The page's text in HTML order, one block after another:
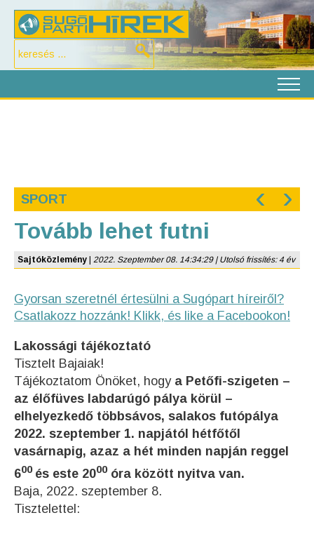
SPORT ‹ ›
Tovább lehet futni
Sajtóközlemény 2022. Szeptember 08. 14:34:29 | Utolsó frissítés: 4 év
Gyorsan szeretnél értesülni a Sugópart híreiről?
Csatlakozz hozzánk! Klikk, és like a Facebookon!
Lakossági tájékoztató
Tisztelt Bajaiak!
Tájékoztatom Önöket, hogy a Petőfi-szigeten –
az élőfüves labdarúgó pálya körül –
elhelyezkedő többsávos, salakos futópálya
2022. szeptember 1. napjától
hétfőtől
vasárnapig, azaz a hét minden napján reggel
600 és este 2000óra között nyitva van.
Baja, 2022. szeptember 8.
Tisztelettel: